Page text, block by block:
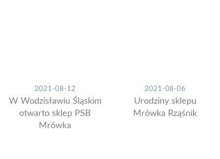
2021-08-12
W Wodzisławiu Śląskim
otwarto sklep PSB
Mrówka
2021-08-06
Urodziny sklepu
Mrówka Rząśnik